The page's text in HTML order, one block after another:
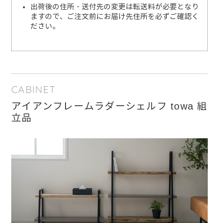
出荷後の住所・送付先の変更は転送料が必要となり
ますので、ご注文前にお届け先住所を必ずご確認く
ださい。
CABINET
アイアンフレームラダーシェルフ towa 組
立品